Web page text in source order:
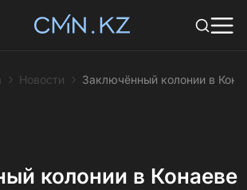
Новости Заключённый колонии в
колонии в Конаеве